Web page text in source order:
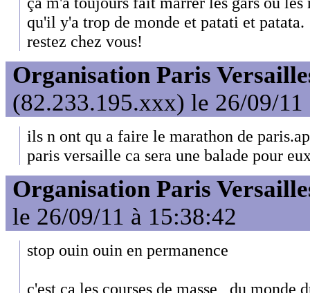
qu'il y'a trop de monde et patati et patata.
restez chez vous!
Organisation Paris
(82.233.195.xxx) le 26/09/11
ils n ont qu a faire le marathon de
paris versaille ca sera une balade pour
Organisation Paris
le 26/09/11 à 15:38:42
stop ouin ouin en permanence
c'est ca les courses de masse , du monde